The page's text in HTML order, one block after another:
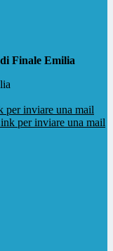
Finale Emilia
per inviare una mail
per inviare una mail